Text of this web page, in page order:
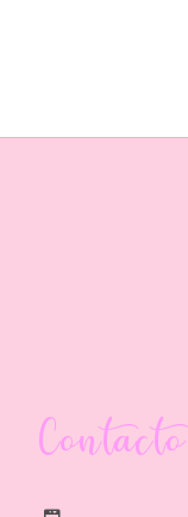
Contacto